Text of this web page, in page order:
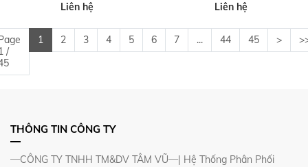
Liên hệ Liên hệ
/
1 2 3 4 5 6 7 ... 44 45 >
THÔNG TIN CÔNG TY
—CÔNG TY TNHH TM&DV TÂM VŨ—| Hệ Thống Phân Phối